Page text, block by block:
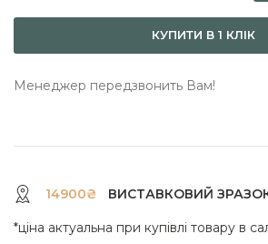
КУПИТИ В 1 КЛІК
Менеджер передзвонить Вам!
14900₴ ВИСТАВКОВИЙ
*ціна актуальна при купівлі товару в